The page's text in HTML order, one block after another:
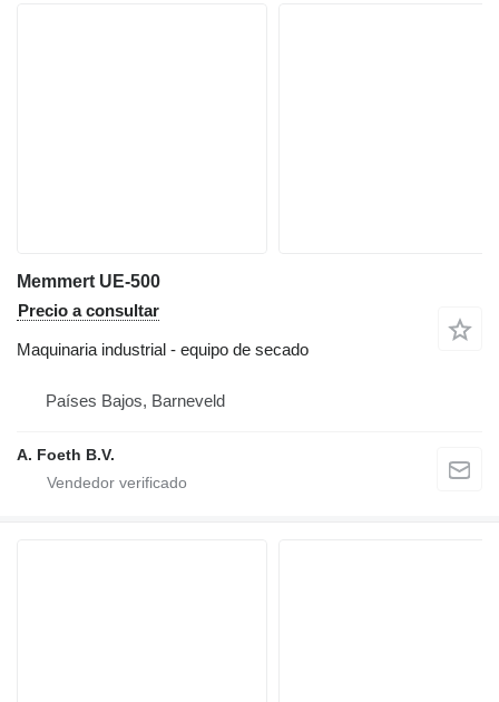
Memmert UE-500
Precio a consultar
Maquinaria industrial - equipo de secado
Países Bajos, Barneveld
A. Foeth B.V.